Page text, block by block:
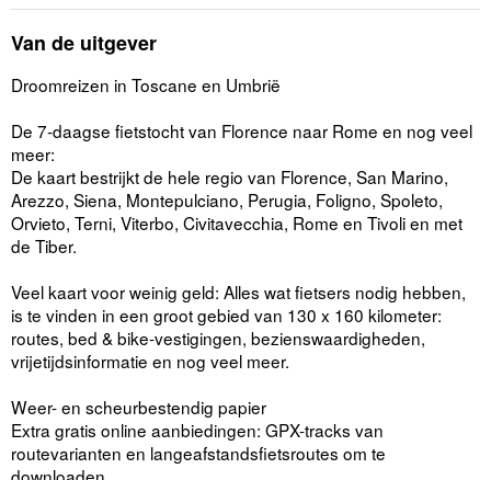
Van de uitgever
Droomreizen in Toscane en Umbrië
De 7-daagse fietstocht van Florence naar Rome en nog veel
meer:
De kaart bestrijkt de hele regio van Florence, San Marino,
Arezzo, Siena, Montepulciano, Perugia, Foligno, Spoleto,
Orvieto, Terni, Viterbo, Civitavecchia, Rome en Tivoli en met
de Tiber.
Veel kaart voor weinig geld: Alles wat fietsers nodig hebben,
is te vinden in een groot gebied van 130 x 160 kilometer:
routes, bed & bike-vestigingen, bezienswaardigheden,
vrijetijdsinformatie en nog veel meer.
Weer- en scheurbestendig papier
Extra gratis online aanbiedingen: GPX-tracks van
routevarianten en langeafstandsfietsroutes om te